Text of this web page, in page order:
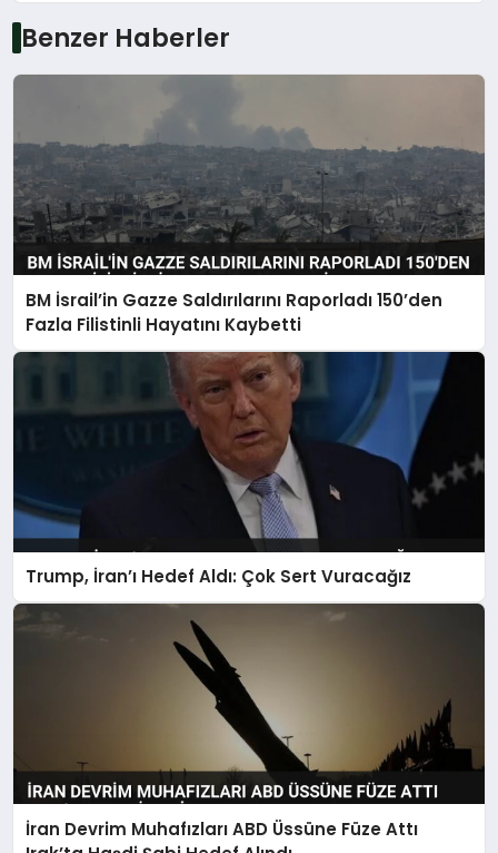
Benzer Haberler
BM İsrail’in Gazze Saldırılarını Raporladı 150’den
Fazla Filistinli Hayatını Kaybetti
Trump, İran’ı Hedef Aldı: Çok Sert Vuracağız
İran Devrim Muhafızları ABD Üssüne Füze Attı